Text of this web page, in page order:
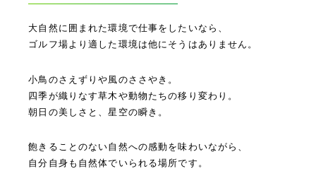
大自然に囲まれた環境で仕事をしたいなら、
ゴルフ場より適した環境は他にそうはありません。
小鳥のさえずりや風のささやき。
四季が織りなす草木や動物たちの移り変わり。
朝日の美しさと、星空の瞬き。
飽きることのない自然への感動を味わいながら、
自分自身も自然体でいられる場所です。